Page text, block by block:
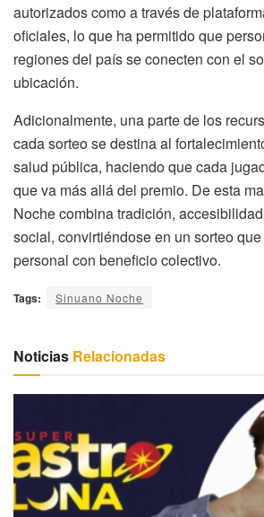
autorizados como a través de
oficiales, lo que ha permitido que
regiones del país se conecten con el
ubicación.
Adicionalmente, una parte de los
cada sorteo se destina al
salud pública, haciendo que cada
que va más allá del premio. De esta
Noche combina tradición,
social, convirtiéndose en un sorteo
personal con beneficio colectivo.
Tags: Sinuano Noche
Noticias Relacionadas